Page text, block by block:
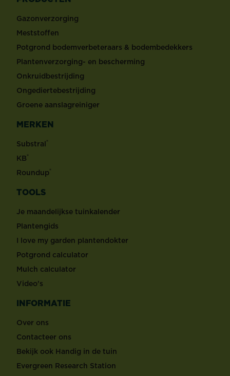
Gazonverzorging
Meststoffen
Potgrond bodemverbeteraars & bodembedekkers
Plantenverzorging- en bescherming
Onkruidbestrijding
Ongediertebestrijding
Groene aanslagreiniger
MERKEN
Substral®
KB®
Roundup®
TOOLS
Je maandelijkse tuinkalender
Plantengids
I love my garden plantendokter
Potgrond calculator
Mulch calculator
Video's
INFORMATIE
Over ons
Contacteer ons
Bekijk ook Handig in de tuin
Evergreen Research Station